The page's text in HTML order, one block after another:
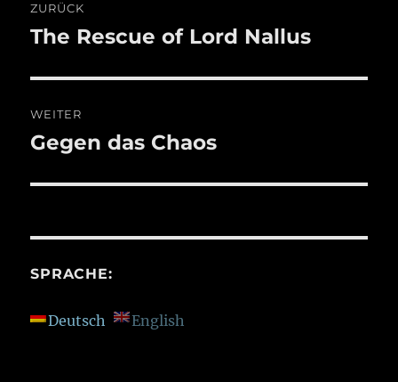
ZURÜCK
Vorheriger
The Rescue of Lord Nallus
WEITER
Nächster
Gegen das Chaos
SPRACHE:
Deutsch English